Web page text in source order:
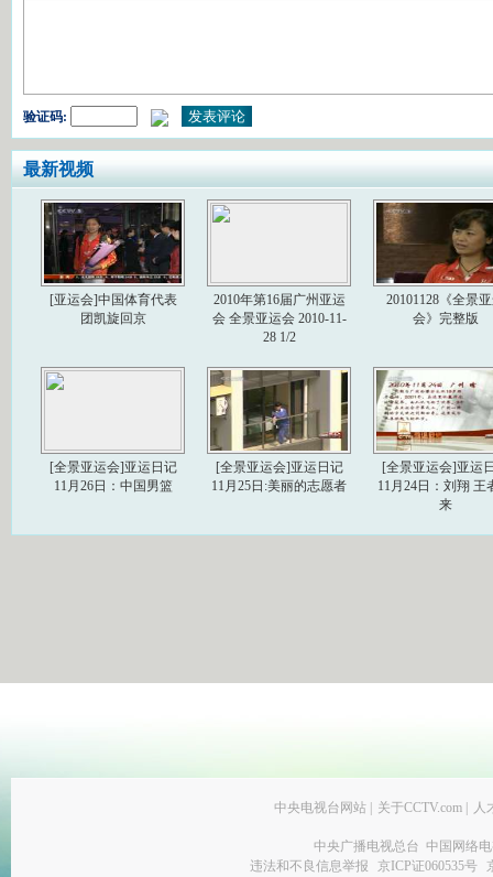
验证码:
最新视频
[亚运会]中国体育代表
团凯旋回京
2010年第16届广州亚运
会 全景亚运会 2010-11-
28 1/2
20101128《全景
会》完整版
[全景亚运会]亚运日记
11月26日：中国男篮
[全景亚运会]亚运日记
11月25日:美丽的志愿者
[全景亚运会]亚运
11月24日：刘翔 王
来
中央电视台网站 关于CCTV.com 人
中央广播电视总台 中国网络
违法和不良信息举报
京ICP证060535号